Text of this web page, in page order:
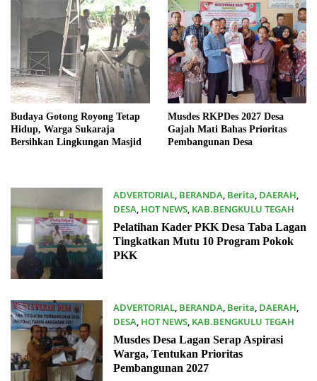
Budaya Gotong Royong Tetap
Hidup, Warga Sukaraja
Bersihkan Lingkungan Masjid
Musdes RKPDes 2027 Desa
Gajah Mati Bahas Prioritas
Pembangunan Desa
ADVERTORIAL, BERANDA Berita DAERAH
DESA HOT NEWS, KAB.BENGKULU TEGAH
01/07/2026
Pelatihan Kader PKK Desa Taba Lagan
Tingkatkan Mutu 10 Program Pokok
PKK
ADVERTORIAL, BERANDA, Berita, DAERAH,
DESA, HOT NEWS, KAB.BENGKULU TEGAH
30/06/2026
Musdes Desa Lagan Serap Aspirasi
Warga, Tentukan Prioritas
Pembangunan 2027